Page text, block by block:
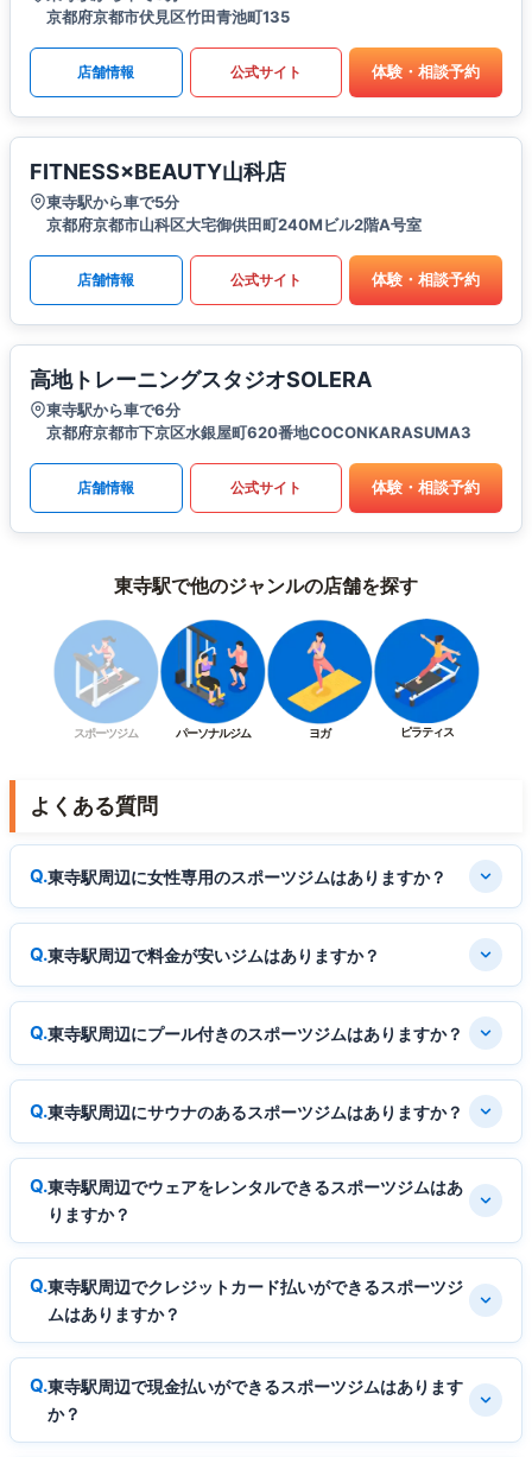
京都府京都市伏見区竹田青池町135
店舗情報 公式サイト 体験・相談予約
FITNESS×BEAUTY山科店
東寺駅から車で5分
京都府京都市山科区大宅御供田町240Mビル2階A号室
店舗情報 公式サイト 体験・相談予約
高地トレーニングスタジオSOLERA
東寺駅から車で6分
京都府京都市下京区水銀屋町620番地COCONKARASUMA3
店舗情報 公式サイト 体験・相談予約
東寺駅で他のジャンルの店舗を探す
スポーツジム パーソナルジム ヨガ ピラティス
よくある質問
東寺駅周辺に女性専用のスポーツジムはありますか？
東寺駅周辺で料金が安いジムはありますか？
東寺駅周辺にプール付きのスポーツジムはありますか？
東寺駅周辺にサウナのあるスポーツジムはありますか？
東寺駅周辺でウェアをレンタルできるスポーツジムはあ
りますか？
東寺駅周辺でクレジットカード払いができるスポーツジ
ムはありますか？
東寺駅周辺で現金払いができるスポーツジムはあります
か？